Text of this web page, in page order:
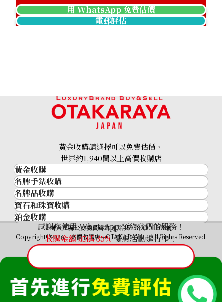
18K gold (K18) Kihei ring
HKD 3,539.54
用 WhatsApp 免費估價
電郵評估
感謝您使用 WhatsApp 預約我們的服務！
收購金額 加碼35%優惠活動進行中！
黃金收購請選擇可以免費估價、
世界約1,940間以上高價收購店
黃金收購
黃金･金條
金條
金幣及銀幣
過去十年黃金價格
金飾
金戒指
金頸鍊
名牌手錶收購
名牌手錶收購
勞力士 (Rolex)
Patek Philippe
Audemars Piguet
Vacheron Constantin
A. Lange & Söhne
Breguet
名牌品收購
名牌品收購
HERMES
LOUIS VUITTON
CHANEL
卡地亞（Cartier）
CELINE
FENDI
Christian Dior
寶石和珠寶收購
寶石和珠寶
祖母綠
藍寶石
紅寶石
鉑金收購
神奈川縣公安委員會許可 第451380001308號
Copyright©2026 高價收購店—OTAKARAYA All Rights Reserved.